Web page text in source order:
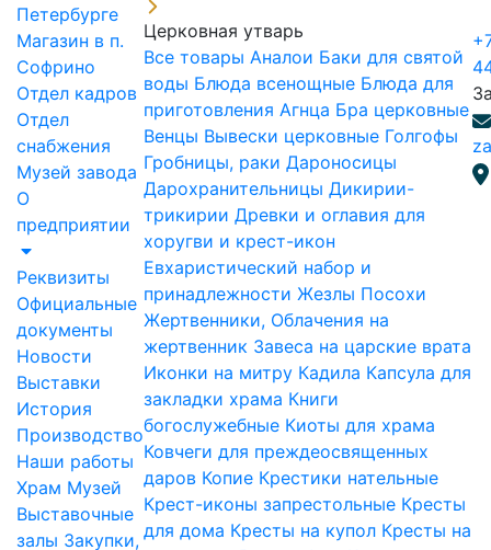
Петербурге
Магазин в п.
Софрино
Отдел кадров
Отдел
снабжения
Музей завода
О
предприятии
Реквизиты
Официальные
документы
Новости
Выставки
История
Производство
Наши работы
Храм Музей
Выставочные
залы Закупки,
Церковная утварь
Все товары Аналои Баки для святой
воды Блюда всенощные Блюда для
приготовления Агнца Бра церковные
Венцы Вывески церковные Голгофы
Гробницы, раки Дароносицы
Дарохранительницы Дикирии-
трикирии Древки и оглавия для
хоругви и крест-икон
Евхаристический набор и
принадлежности Жезлы Посохи
Жертвенники, Облачения на
жертвенник Завеса на царские врата
Иконки на митру Кадила Капсула для
закладки храма Книги
богослужебные Киоты для храма
Ковчеги для преждеосвященных
даров Копие Крестики нательные
Крест-иконы запрестольные Кресты
для дома Кресты на купол Кресты на